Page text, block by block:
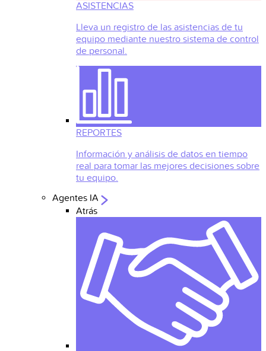
ASISTENCIAS
Lleva un registro de las asistencias de tu
equipo mediante nuestro sistema de control
de personal.
REPORTES
Información y análisis de datos en tiempo
real para tomar las mejores decisiones sobre
tu equipo.
Agentes IA
Atrás